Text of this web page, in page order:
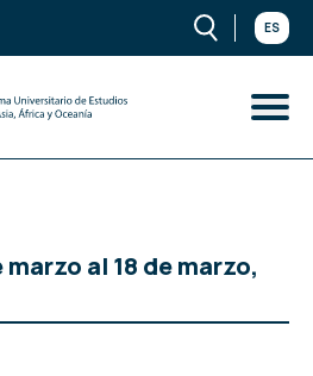
ES
marzo al 18 de marzo,